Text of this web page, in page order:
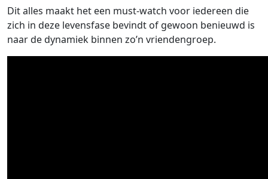
Dit alles maakt het een must-watch voor iedereen die
zich in deze levensfase bevindt of gewoon benieuwd is
naar de dynamiek binnen zo’n vriendengroep.